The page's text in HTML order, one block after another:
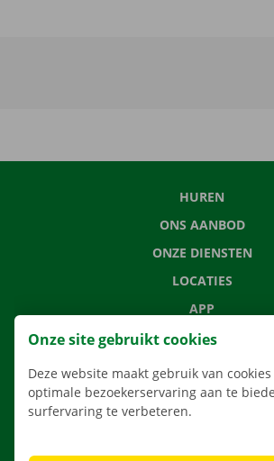
HUREN
ONS AANBOD
ONZE DIENSTEN
LOCATIES
APP
VERHUISOPLOSSINGEN
CONTACTEER ONS
Onze site gebruikt cookies
Deze website maakt gebruik van
optimale bezoekerservaring aan te
surfervaring te verbeteren.